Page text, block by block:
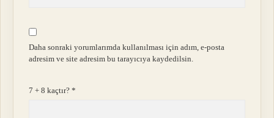
Daha sonraki yorumlarımda kullanılması için adım, e-posta
adresim ve site adresim bu tarayıcıya kaydedilsin.
7 + 8 kaçtır?*